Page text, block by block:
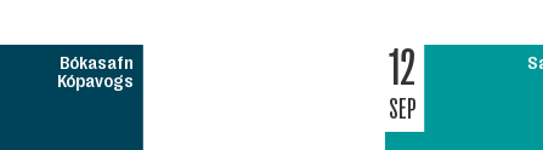
Bókasafn
Kópavogs
12
SEP